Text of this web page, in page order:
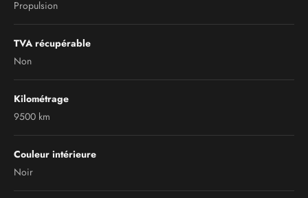
Propulsion
TVA récupérable
Non
Kilométrage
9500 km
Couleur intérieure
Noir